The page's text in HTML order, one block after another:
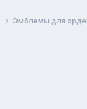
Эмблемы для